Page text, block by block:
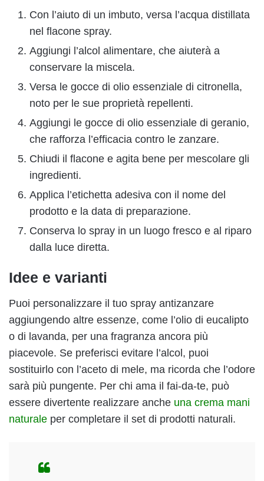
Con l’aiuto di un imbuto, versa l’acqua distillata
nel flacone spray.
Aggiungi l’alcol alimentare, che aiuterà a
conservare la miscela.
Versa le gocce di olio essenziale di citronella,
noto per le sue proprietà repellenti.
Aggiungi le gocce di olio essenziale di geranio,
che rafforza l’efficacia contro le zanzare.
Chiudi il flacone e agita bene per mescolare gli
ingredienti.
Applica l’etichetta adesiva con il nome del
prodotto e la data di preparazione.
Conserva lo spray in un luogo fresco e al riparo
dalla luce diretta.
Idee e varianti
Puoi personalizzare il tuo spray antizanzare
aggiungendo altre essenze, come l’olio di eucalipto
o di lavanda, per una fragranza ancora più
piacevole. Se preferisci evitare l’alcol, puoi
sostituirlo con l’aceto di mele, ma ricorda che l’odore
sarà più pungente. Per chi ama il fai-da-te, può
essere divertente realizzare anche una crema mani
naturale per completare il set di prodotti naturali.